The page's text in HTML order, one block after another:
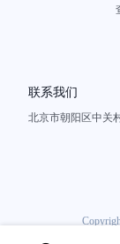
联系我们
北京市朝阳区中关